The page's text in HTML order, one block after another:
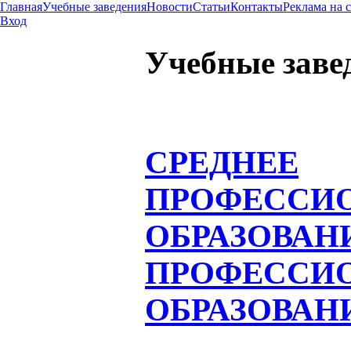
ГлавнаяУчебные заведенияНовостиСтатьиКонтактыРеклама на
Вход
Учебные
СРЕДНЕЕ